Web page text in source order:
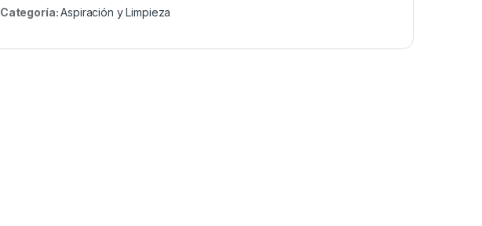
Categoría:Aspiración y Limpieza